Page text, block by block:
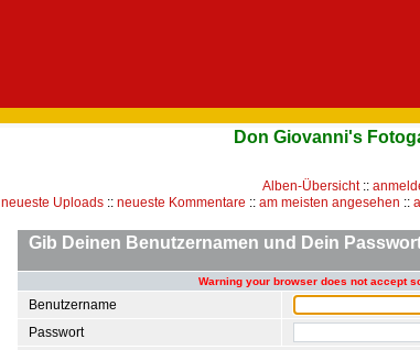
Don Giovanni's
Alben-Übersicht::
neueste Uploads :: neueste Kommentare :: am meisten angesehen ::
Gib Deinen Benutzernamen und Dein
Warning your browser does not accept
Benutzername
Passwort